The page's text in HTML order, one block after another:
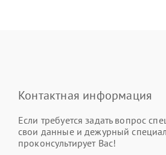
Контактная информация
Если требуется задать вопрос
свои данные и дежурный
проконсультирует Вас!